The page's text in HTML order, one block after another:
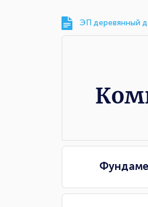
ЭП деревянный
Комплектации